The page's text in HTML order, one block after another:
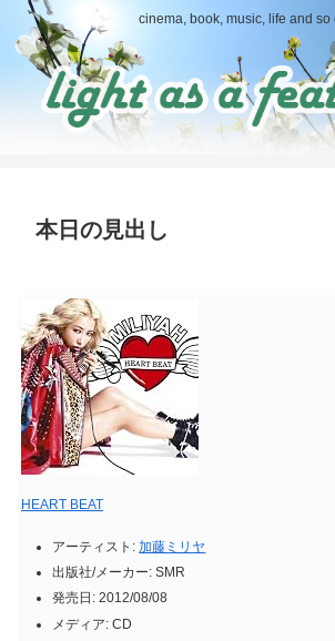
cinema, book, music, life and so
本日の見出し
HEART BEAT
アーティスト: 加藤ミリヤ
出版社/メーカー: SMR
発売日: 2012/08/08
メディア: CD